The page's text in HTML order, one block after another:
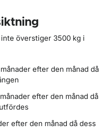
överstiger 3500 kg i
efter den månad då
efter den månad då
efter den månad då dess